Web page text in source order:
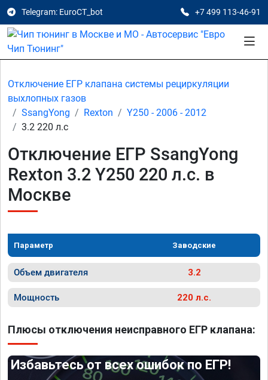
Telegram: EuroCT_bot +7 499 113-46-91
Отключение ЕГР клапана системы рециркуляции
выхлопных газов
SsangYong
Rexton
Y250 - 2006 - 2012
3.2 220 л.с
Отключение ЕГР SsangYong
Rexton 3.2 Y250 220 л.с. в
Москве
Параметр Заводские
Объем двигателя 3.2
Мощность 220 л.с.
Плюсы отключения неисправного ЕГР клапана:
Избавьтесь от всех ошибок по ЕГР!